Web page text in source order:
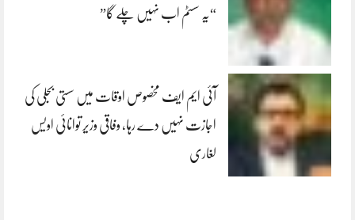
“یہ سسٹم اب نہیں چلے گا”
آئی ایم ایف مخصوص اوقات میں سستی بجلی کی
اجازت نہیں دے رہا، وفاقی وزیر توانائی اویس
لغاری